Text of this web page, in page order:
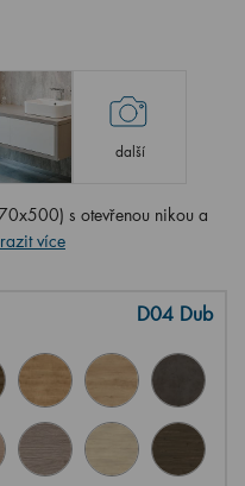
další
s otevřenou nikou a
více
D04 Dub